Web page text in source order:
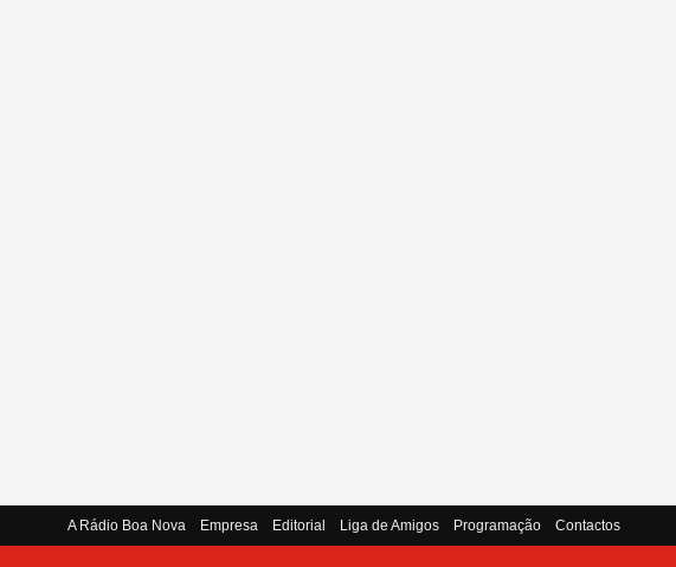
A Rádio Boa Nova Empresa Editorial Liga de Amigos Programação Contactos